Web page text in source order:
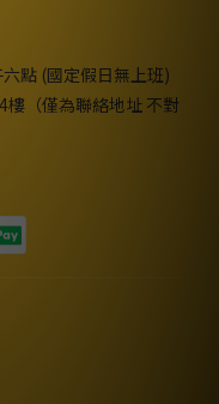
點 (國定假日無上班)
（僅為聯絡地址 不對